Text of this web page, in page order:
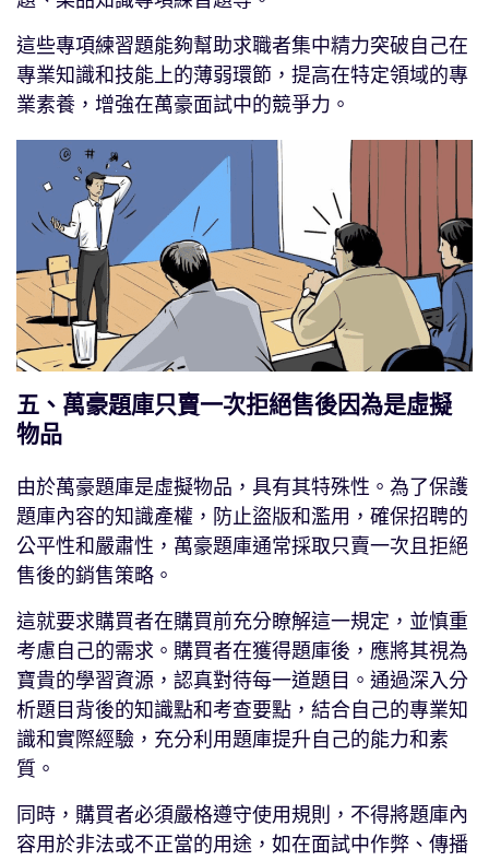
這些專項練習題能夠幫助求職者集中精力突破自己在
專業知識和技能上的薄弱環節，提高在特定領域的專
業素養，增強在萬豪面試中的競爭力。
五、萬豪題庫只賣一次拒絕售後因為是虛擬
物品
由於萬豪題庫是虛擬物品，具有其特殊性。為了保護
題庫內容的知識產權，防止盜版和濫用，確保招聘的
公平性和嚴肅性，萬豪題庫通常採取只賣一次且拒絕
售後的銷售策略。
這就要求購買者在購買前充分瞭解這一規定，並慎重
考慮自己的需求。購買者在獲得題庫後，應將其視為
寶貴的學習資源，認真對待每一道題目。通過深入分
析題目背後的知識點和考查要點，結合自己的專業知
識和實際經驗，充分利用題庫提升自己的能力和素
質。
同時，購買者必須嚴格遵守使用規則，不得將題庫內
容用於非法或不正當的用途，如在面試中作弊、傳播